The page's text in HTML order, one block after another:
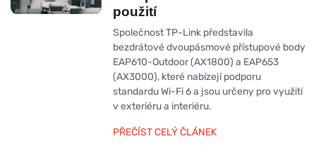
použití
Společnost TP-Link představila
bezdrátové dvoupásmové přístupové body
EAP610-Outdoor (AX1800) a EAP653
(AX3000), které nabízejí podporu
standardu Wi-Fi 6 a jsou určeny pro využití
v exteriéru a interiéru.
PŘEČÍST CELÝ ČLÁNEK